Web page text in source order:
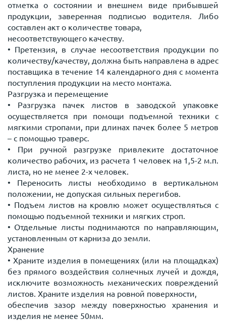
отметка о состоянии и внешнем виде прибывшей
продукции, заверенная подписью водителя. Либо
составлен акт о количестве товара,
несоответствующего качеству.
• Претензия, в случае несоответствия продукции по
количеству/качеству, должна быть направлена в адрес
поставщика в течение 14 календарного дня с момента
поступления продукции на место монтажа.
Разгрузка и перемещение
• Разгрузка пачек листов в заводской упаковке
осуществляется при помощи подъемной техники с
мягкими стропами, при длинах пачек более 5 метров
– с помощью траверс.
• При ручной разгрузке привлеките достаточное
количество рабочих, из расчета 1 человек на 1,5-2 м.п.
листа, но не менее 2-х человек.
• Переносить листы необходимо в вертикальном
положении, не допуская сильных перегибов.
• Подъем листов на кровлю может осуществляться с
помощью подъемной техники и мягких строп.
• Отдельные листы поднимаются по направляющим,
установленным от карниза до земли.
Хранение
• Храните изделия в помещениях (или на площадках)
без прямого воздействия солнечных лучей и дождя,
исключите возможность механических повреждений
листов. Храните изделия на ровной поверхности,
обеспечив зазор между поверхностью хранения и
изделия не менее 50мм.